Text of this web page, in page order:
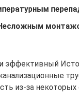
эффективный
из-за